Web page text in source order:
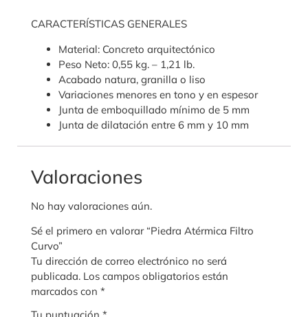
CARACTERÍSTICAS GENERALES
Material: Concreto arquitectónico
Peso Neto: 0,55 kg. – 1,21 lb.
Acabado natura, granilla o liso
Variaciones menores en tono y en espesor
Junta de emboquillado mínimo de 5 mm
Junta de dilatación entre 6 mm y 10 mm
Valoraciones
No hay valoraciones aún.
Sé el primero en valorar “Piedra Atérmica Filtro
Curvo”
Tu dirección de correo electrónico no será
publicada. Los campos obligatorios están
marcados con *